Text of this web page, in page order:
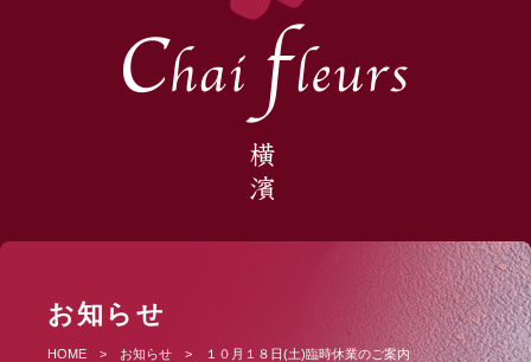
お知らせ
HOME > お知らせ > １０月１８日(土)臨時休業のご案内